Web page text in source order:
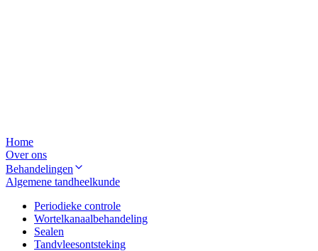
Home
Over ons
Behandelingen
Algemene tandheelkunde
Periodieke controle
Wortelkanaalbehandeling
Sealen
Tandvleesontsteking